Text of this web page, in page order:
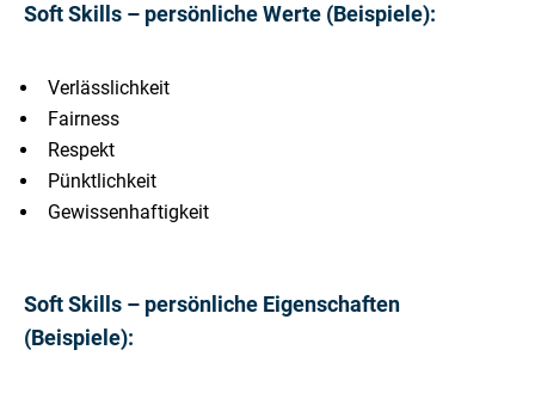
Soft Skills – persönliche Werte (Beispiele):
Verlässlichkeit
Fairness
Respekt
Pünktlichkeit
Gewissenhaftigkeit
Soft Skills – persönliche Eigenschaften
(Beispiele):